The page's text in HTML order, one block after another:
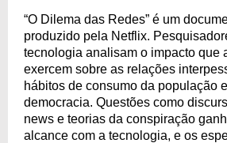
“O Dilema das Redes” é um
produzido pela Netflix.
tecnologia analisam o impacto que
exercem sobre as relações
hábitos de consumo da população
democracia. Questões como
news e teorias da conspiração
alcance com a tecnologia, e os